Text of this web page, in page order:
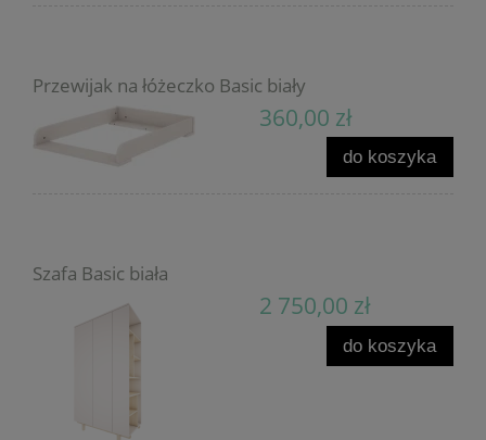
Przewijak na łóżeczko Basic biały
360,00 zł
do koszyka
Szafa Basic biała
2 750,00 zł
do koszyka